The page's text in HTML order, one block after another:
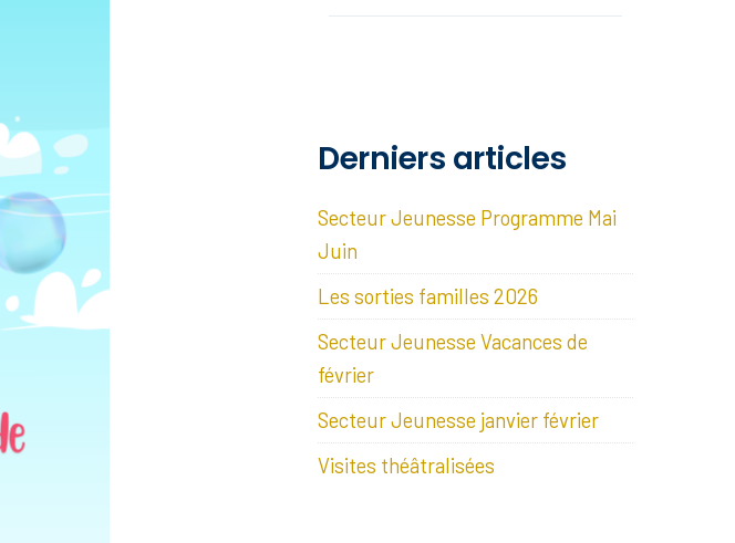
Derniers articles
Secteur Jeunesse Programme Mai
Juin
Les sorties familles 2026
Secteur Jeunesse Vacances de
février
Secteur Jeunesse janvier février
Visites théâtralisées